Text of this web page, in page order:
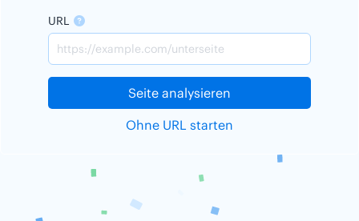
URL
Seite analysieren
Ohne URL starten